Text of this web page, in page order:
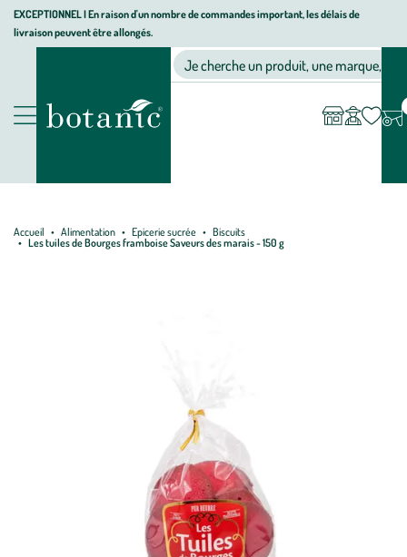
Aller
Aller
au
Aller
au
page
EXCEPTIONNEL I En raison d'un nombre de commandes important, les délais de
livraison peuvent être allongés.
Nos produits
Jardinerie écologique, animalerie, décoration, alimentation bio
Je cherche un produit, une marque, un
compte
Accueil Alimentation Epicerie sucrée
Biscuits
Les tuiles de Bourges framboise Saveurs des marais - 150 g